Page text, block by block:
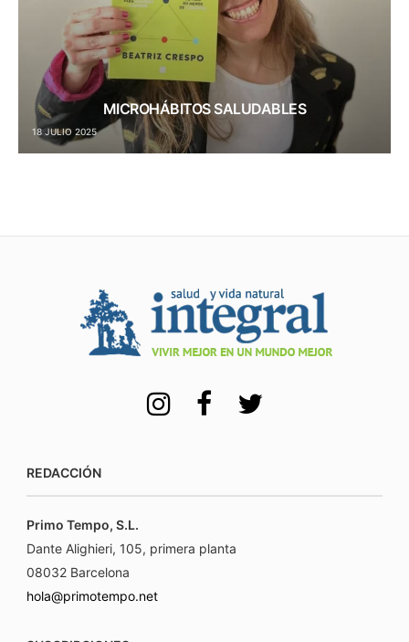
MICROHÁBITOS SALUDABLES
18 JULIO 2025
REDACCIÓN
Primo Tempo, S.L.
Dante Alighieri, 105, primera planta
08032 Barcelona
hola@primotempo.net